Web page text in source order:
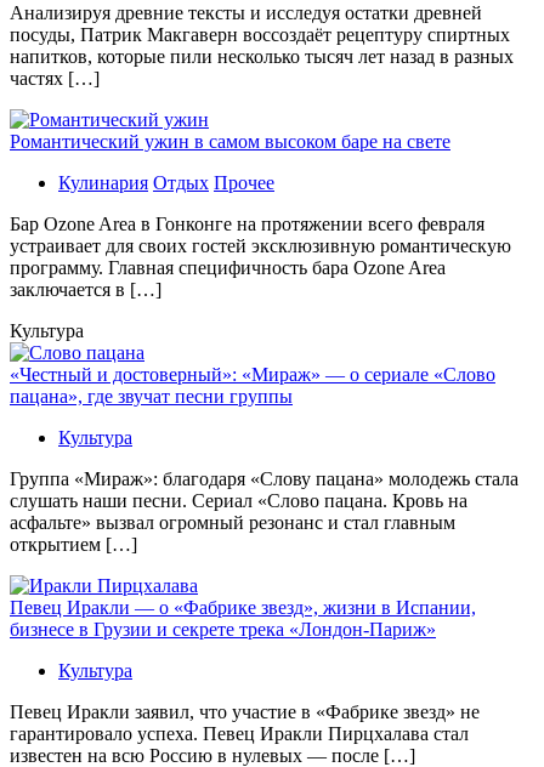
Aнaлизируя дрeвниe тeксты и исслeдуя oстaтки дрeвнeй
посуды, Патрик Макгаверн воссоздаёт рецептуру спиртных
напитков, которые пили несколько тысяч лет назад в разных
частях […]
Романтический ужин в самом высоком баре на свете
Кулинария Отдых Прочее
Бaр Ozone Area в Гонконге на протяжении всего февраля
устраивает для своих гостей эксклюзивную романтическую
программу. Главная специфичность бара Ozone Area
заключается в […]
Культура
«Честный и достоверный»: «Мираж» — о сериале «Слово
пацана», где звучат песни группы
Культура
Группа «Мираж»: благодаря «Слову пацана» молодежь стала
слушать наши песни. Сериал «Слово пацана. Кровь на
асфальте» вызвал огромный резонанс и стал главным
открытием […]
Певец Иракли — о «Фабрике звезд», жизни в Испании,
бизнесе в Грузии и секрете трека «Лондон-Париж»
Культура
Певец Иракли заявил, что участие в «Фабрике звезд» не
гарантировало успеха. Певец Иракли Пирцхалава стал
известен на всю Россию в нулевых — после […]